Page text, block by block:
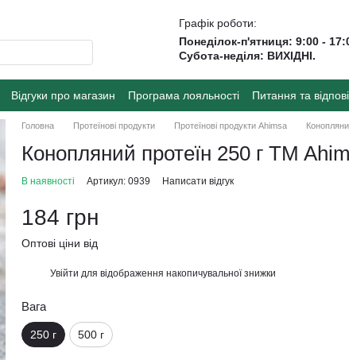
Графік роботи:
Понеділок-п'ятниця: 9:00 -
Субота-неділя: ВИХІДНІ.
Відгуки про магазин Програма лояльності Питання та
Головна Протеїнові продукти Протеїнові продукти Ahimsa
Конопляний протеїн 250 г TM
В наявності Артикул: 0939 Написати відгук
184 грн
Оптові ціни від
Увійти для відображення накопичувальної знижки
Вага
250 г 500 г